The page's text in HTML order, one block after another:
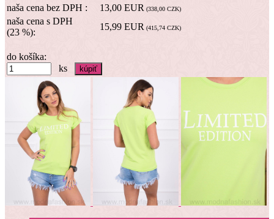
naša cena bez DPH :
13,00 EUR (338,00 CZK)
naša cena s DPH
(23 %):
15,99 EUR (415,74 CZK)
do košíka:
ks